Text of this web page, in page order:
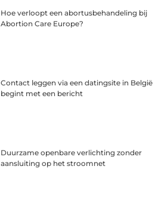
Hoe verloopt een abortusbehandeling bij
Abortion Care Europe?
Contact leggen via een datingsite in België
begint met een bericht
Duurzame openbare verlichting zonder
aansluiting op het stroomnet